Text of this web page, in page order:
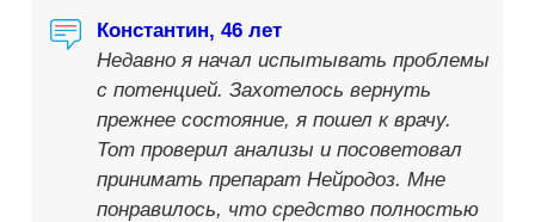
Константин, 46 лет
Недавно я начал испытывать проблемы
с потенцией. Захотелось вернуть
прежнее состояние, я пошел к врачу.
Тот проверил анализы и посоветовал
принимать препарат Нейродоз. Мне
понравилось, что средство полностью